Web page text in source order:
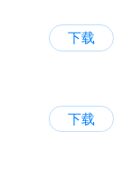
下载
下载